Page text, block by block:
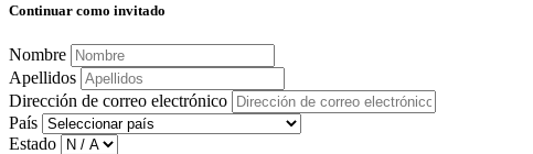
Continuar como invitado
Nombre
Apellidos
Dirección de correo electrónico
País
Estado